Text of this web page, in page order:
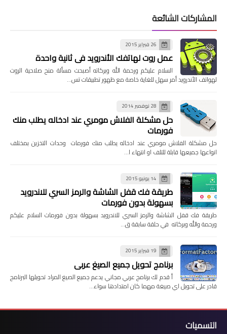
المشاركات الشائعة
26 فبراير 2015
عمل روت لهاتفك الأندرويد في ثانية واحدة
السلام عليكم ورحمة الله وبركاته أصبحت مسألة منح صلاحية الروت
لهواتف الأندرويد أمر سهل للغاية خاصة مع ظهور تطبيقات تس…
28 نوفمبر 2014
حل مشكلة الفلاش مومري عند ادخاله يطلب منك
فورمات
حل مشكلة الفلاش مومري عند ادخاله يطلب منك فورمات وحدات التخزين بمختلف
انواعها جميعها قابلة للتلف او انتهاء ا…
14 يونيو 2015
طريقة فك قفل الشاشة والرمز السري للاندرويد
بسهولة بدون فورمات
طريقة فك قفل الشاشة والرمز السري للاندرويد بسهولة بدون فورمات السلام عليكم
ورحمة والله وبركاته في حلقة سابقة ق…
19 فبراير 2015
برنامج تحويل جميع الصيغ عربي
أ قدم لك برنامج عربي مجاني يدعم جميع الصيغ المراد تحويلها البرنامج
قادر على تحويل اي صيغة مهما كان امتدادها سواء…
التسميات